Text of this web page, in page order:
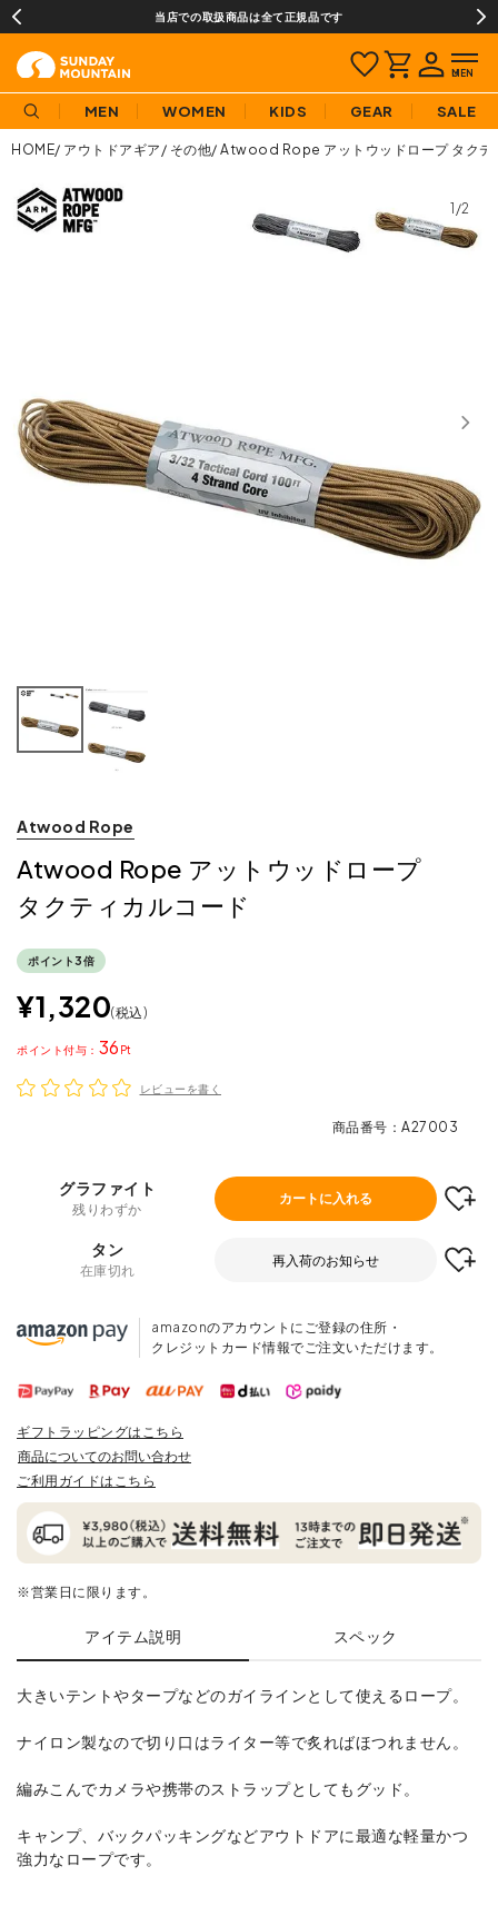
当店での取扱商品は全て正規品です
MEN WOMEN KIDS GEAR SALE
HOME アウトドアギア その他 Atwood Rope アットウッドロープ タクテ
1/2
Atwood Rope
Atwood Rope アットウッドロープ
タクティカルコード
ポイント3倍
¥1,320 税込
36
ポイント
レビューを書く
商品番号 A27003
グラファイト
残りわずか
カートに入れる
タン
在庫切れ
再入荷のお知らせ
amazonのアカウントにご登録の住所・
クレジットカード情報でご注文いただけます。
ギフトラッピングはこちら
商品についてのお問い合わせ
ご利用ガイドはこちら
※営業日に限ります。
アイテム説明 スペック
大きいテントやタープなどのガイラインとして使えるロープ。
ナイロン製なので切り口はライター等で炙ればほつれません。
編みこんでカメラや携帯のストラップとしてもグッド。
キャンプ、バックパッキングなどアウトドアに最適な軽量かつ
強力なロープです。